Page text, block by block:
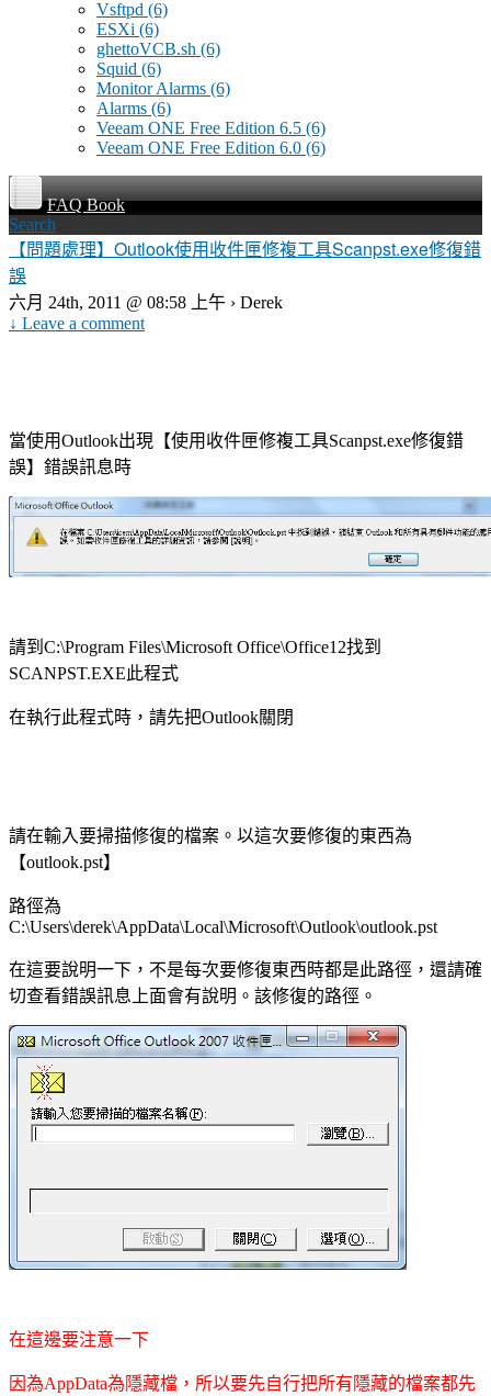
Vsftpd (6)
ESXi (6)
ghettoVCB.sh (6)
Squid (6)
Monitor Alarms (6)
Alarms (6)
Veeam ONE Free Edition 6.5 (6)
Veeam ONE Free Edition 6.0 (6)
FAQ Book
Search
【問題處理】Outlook使用收件匣修複工具Scanpst.exe修復錯
誤
六月 24th, 2011 @ 08:58 上午 › Derek
↓ Leave a comment
當使用Outlook出現【使用收件匣修複工具Scanpst.exe修復錯
誤】錯誤訊息時
請到C:\Program Files\Microsoft Office\Office12找到
SCANPST.EXE此程式
在執行此程式時，請先把Outlook關閉
請在輸入要掃描修復的檔案。以這次要修復的東西為
【outlook.pst】
路徑為
C:\Users\derek\AppData\Local\Microsoft\Outlook\outlook.pst
在這要說明一下，不是每次要修復東西時都是此路徑，還請確
切查看錯誤訊息上面會有說明。該修復的路徑。
在這邊要注意一下
因為AppData為隱藏檔，所以要先自行把所有隱藏的檔案都先